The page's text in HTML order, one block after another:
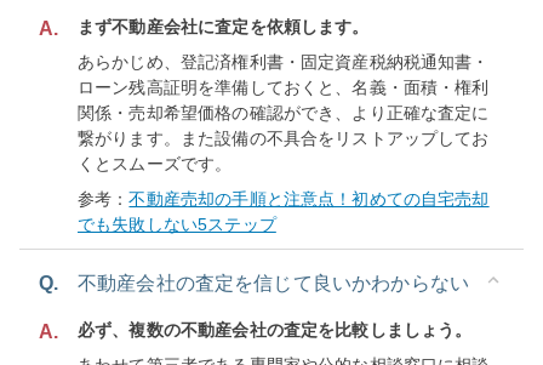
A.
まず不動産会社に査定を依頼します。
あらかじめ、登記済権利書・固定資産税納税通知書・
ローン残高証明を準備しておくと、名義・面積・権利
関係・売却希望価格の確認ができ、より正確な査定に
繋がります。また設備の不具合をリストアップしてお
くとスムーズです。
参考：不動産売却の手順と注意点！初めての自宅売却
でも失敗しない5ステップ
Q. 不動産会社の査定を信じて良いかわからない
A.
必ず、複数の不動産会社の査定を比較しましょう。